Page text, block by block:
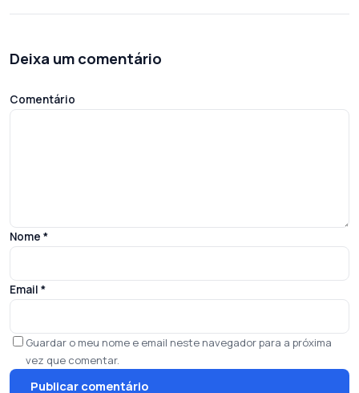
Deixa um comentário
Comentário
Nome *
Email *
Guardar o meu nome e email neste navegador para a próxima
vez que comentar.